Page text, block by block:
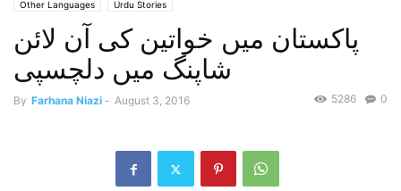
Other Languages Urdu Stories
پاکستان میں خواتین کی آن لائن
شاپنگ میں دلچسپی
By Farhana Niazi - August 3, 2016 0
5286